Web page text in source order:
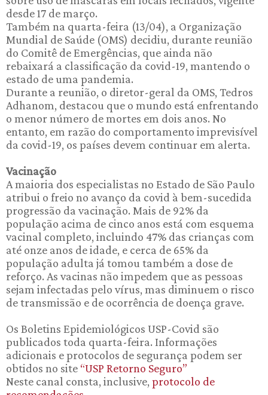
desde 17 de março.
Também na quarta-feira (13/04), a Organização
Mundial de Saúde (OMS) decidiu, durante reunião
do Comitê de Emergências, que ainda não
rebaixará a classificação da covid-19, mantendo o
estado de uma pandemia.
Durante a reunião, o diretor-geral da OMS, Tedros
Adhanom, destacou que o mundo está enfrentando
o menor número de mortes em dois anos. No
entanto, em razão do comportamento imprevisível
da covid-19, os países devem continuar em alerta.
Vacinação
A maioria dos especialistas no Estado de São Paulo
atribui o freio no avanço da covid à bem-sucedida
progressão da vacinação. Mais de 92% da
população acima de cinco anos está com esquema
vacinal completo, incluindo 47% das crianças com
até onze anos de idade, e cerca de 65% da
população adulta já tomou também a dose de
reforço. As vacinas não impedem que as pessoas
sejam infectadas pelo vírus, mas diminuem o risco
de transmissão e de ocorrência de doença grave.
Os Boletins Epidemiológicos USP-Covid são
publicados toda quarta-feira. Informações
adicionais e protocolos de segurança podem ser
obtidos no site “USP Retorno Seguro”
Neste canal consta, inclusive, protocolo de